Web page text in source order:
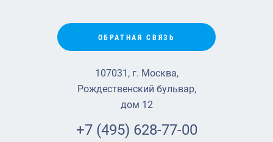
ОБРАТНАЯ СВЯЗЬ
107031, г. Москва,
Рождественский бульвар,
дом 12
+7 (495) 628-77-00